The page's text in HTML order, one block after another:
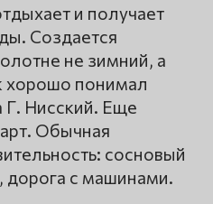
и получает
Создается
не зимний, а
хорошо понимал
Г. Нисский. Еще
Обычная
сосновый
дорога с машинами.